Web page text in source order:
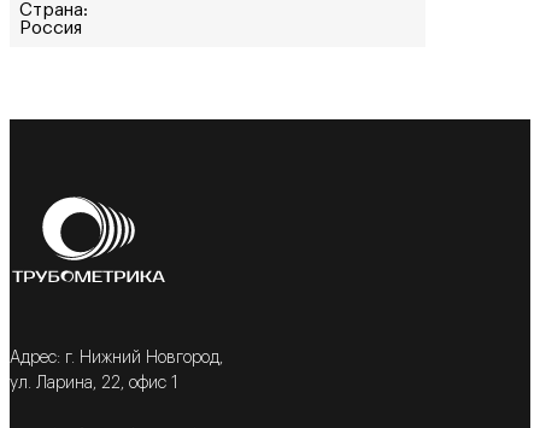
Страна:
Россия
Адрес: г. Нижний Новгород,
ул. Ларина, 22, офис 1